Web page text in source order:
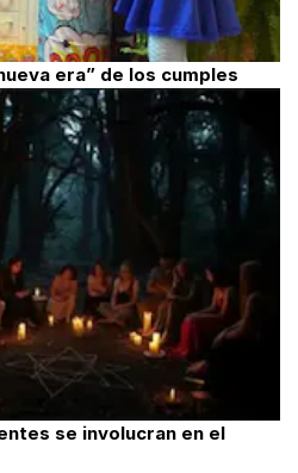
era” de los cumples
se involucran en el